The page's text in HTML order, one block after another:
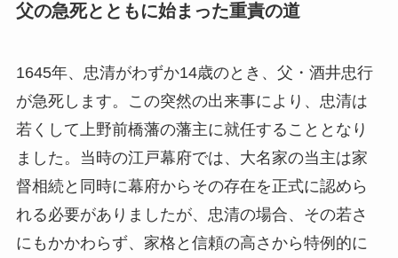
父の急死とともに始まった重責の道
1645年、忠清がわずか14歳のとき、父・酒井忠行
が急死します。この突然の出来事により、忠清は
若くして上野前橋藩の藩主に就任することとなり
ました。当時の江戸幕府では、大名家の当主は家
督相続と同時に幕府からその存在を正式に認めら
れる必要がありましたが、忠清の場合、その若さ
にもかかわらず、家格と信頼の高さから特例的に